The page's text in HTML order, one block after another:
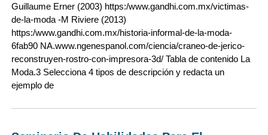
Guillaume Erner (2003) https:/www.gandhi.com.mx/victimas-
de-la-moda -M Riviere (2013)
https:/www.gandhi.com.mx/historia-informal-de-la-moda-
6fab90 NA.www.ngenespanol.com/ciencia/craneo-de-jerico-
reconstruyen-rostro-con-impresora-3d/ Tabla de contenido La
Moda.3 Selecciona 4 tipos de descripción y redacta un
ejemplo de